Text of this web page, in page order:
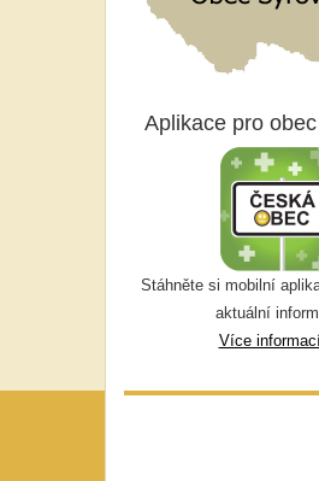
Aplikace pro
Stáhněte si mobilní
aktuální
Více